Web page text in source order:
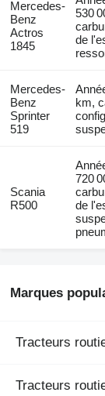
Mercedes-
Benz
Actros
1845
530
de
Mercedes-
Benz
Sprinter
519
km,
Scania
R500
720
de
Marques
Tracteurs
Tracteurs